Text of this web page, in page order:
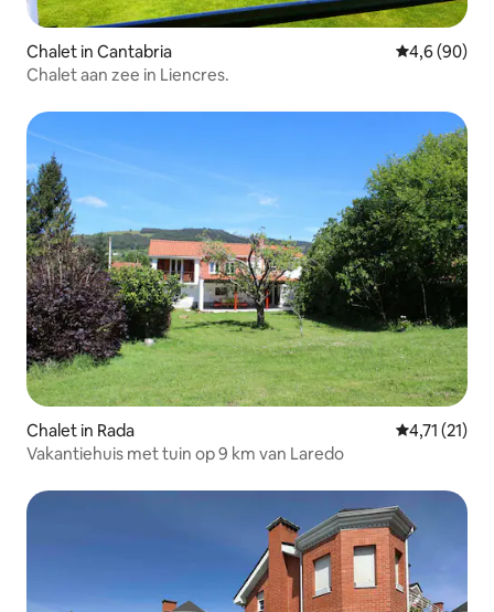
Chalet in Cantabria Gemiddelde
4,6 (90)
Chalet aan zee in Liencres.
Chalet in Rada Gemiddelde
4,71 (21)
Vakantiehuis met tuin op 9 km van Laredo